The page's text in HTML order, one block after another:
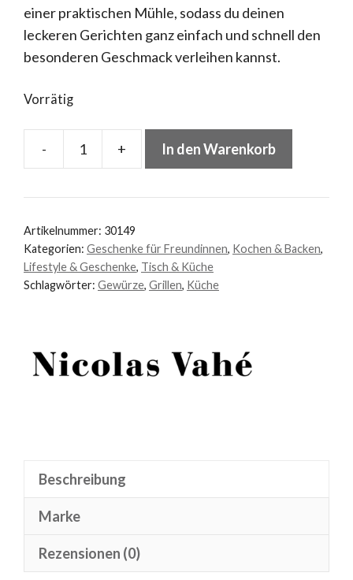
einer praktischen Mühle, sodass du deinen
leckeren Gerichten ganz einfach und schnell den
besonderen Geschmack verleihen kannst.
Vorrätig
-
Nicolas
Französisches
Menge
+ In den Warenkorb
Artikelnummer: 30149
Kategorien: Geschenke für Freundinnen, Kochen & Backen,
Lifestyle & Geschenke, Tisch & Küche
Schlagwörter: Gewürze, Grillen, Küche
Beschreibung
Marke
Rezensionen (0)